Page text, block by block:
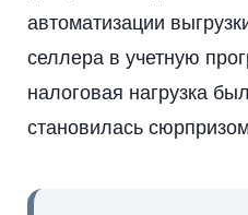
автоматизации
селлера в учетную
налоговая нагрузка
становилась